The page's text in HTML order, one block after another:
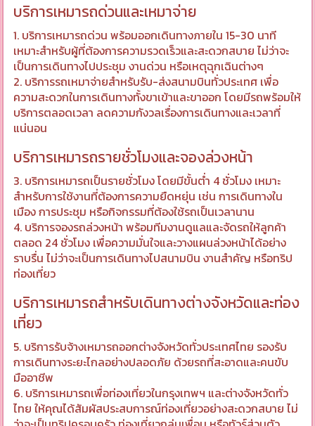
บริการเหมารถด่วนและเหมาจ่าย
1. บริการเหมารถด่วน พร้อมออกเดินทางภายใน 15-30 นาที
เหมาะสำหรับผู้ที่ต้องการความรวดเร็วและสะดวกสบาย ไม่ว่าจะ
เป็นการเดินทางไปประชุม งานด่วน หรือเหตุฉุกเฉินต่างๆ
2. บริการรถเหมาจ่ายสำหรับรับ-ส่งสนามบินทั่วประเทศ เพื่อ
ความสะดวกในการเดินทางทั้งขาเข้าและขาออก โดยมีรถพร้อมให้
บริการตลอดเวลา ลดความกังวลเรื่องการเดินทางและเวลาที่
แน่นอน
บริการเหมารถรายชั่วโมงและจองล่วงหน้า
3. บริการเหมารถเป็นรายชั่วโมง โดยมีขั้นต่ำ 4 ชั่วโมง เหมาะ
สำหรับการใช้งานที่ต้องการความยืดหยุ่น เช่น การเดินทางใน
เมือง การประชุม หรือกิจกรรมที่ต้องใช้รถเป็นเวลานาน
4. บริการจองรถล่วงหน้า พร้อมทีมงานดูแลและจัดรถให้ลูกค้า
ตลอด 24 ชั่วโมง เพื่อความมั่นใจและวางแผนล่วงหน้าได้อย่าง
ราบรื่น ไม่ว่าจะเป็นการเดินทางไปสนามบิน งานสำคัญ หรือทริป
ท่องเที่ยว
บริการเหมารถสำหรับเดินทางต่างจังหวัดและท่อง
เที่ยว
5. บริการรับจ้างเหมารถออกต่างจังหวัดทั่วประเทศไทย รองรับ
การเดินทางระยะไกลอย่างปลอดภัย ด้วยรถที่สะอาดและคนขับ
มืออาชีพ
6. บริการเหมารถเพื่อท่องเที่ยวในกรุงเทพฯ และต่างจังหวัดทั่ว
ไทย ให้คุณได้สัมผัสประสบการณ์ท่องเที่ยวอย่างสะดวกสบาย ไม่